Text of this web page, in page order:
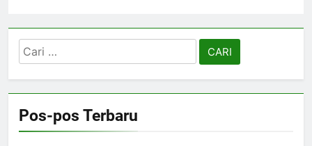
Cari
untuk:
Pos-pos Terbaru